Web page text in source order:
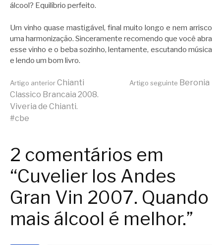
álcool? Equilíbrio perfeito.
Um vinho quase mastigável, final muito longo e nem arrisco
uma harmonização. Sinceramente recomendo que você abra
esse vinho e o beba sozinho, lentamente, escutando música
e lendo um bom livro.
Continue
lendo
Artigo anteriorChianti
Classico Brancaia 2008.
Viveria de Chianti.
#cbe
Artigo seguinte Beronia
2 comentários em
“Cuvelier los Andes
Gran Vin 2007. Quando
mais álcool é melhor.”